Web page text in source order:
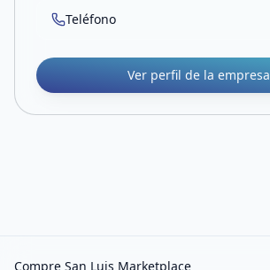
Teléfono
Ver perfil de la empresa
Compre San Luis Marketplace